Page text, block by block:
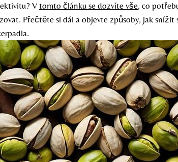
V tomto článku se dozvíte vše, co
Přečtěte si dál a objevte způsoby, jak snížit